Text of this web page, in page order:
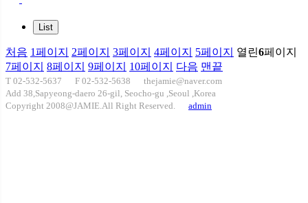
List
처음 1페이지 2페이지 3페이지 4페이지 5페이지 열린6페이지
7페이지 8페이지 9페이지 10페이지 다음 맨끝
T 02-532-5637 F 02-532-5638
thejamie@naver.com
Add 38,Sapyeong-daero 26-gil, Seocho-gu ,Seoul ,Korea
Copyright 2008@JAMIE.All Right Reserved.
admin